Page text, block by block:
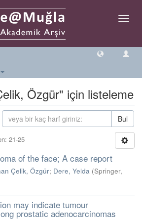
Geçiş
Özgür" için listeleme
Bul
21-25
of the face; A case report
Çelik, Özgür; Dere, Yelda (Springer,
may indicate tumour
prostatic adenocarcinomas